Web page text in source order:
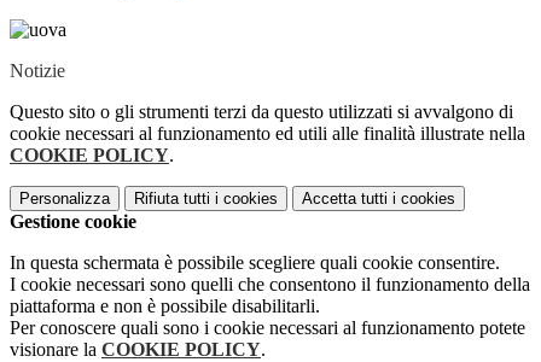
Notizie
Questo sito o gli strumenti terzi da questo utilizzati si avvalgono di
cookie necessari al funzionamento ed utili alle finalità illustrate nella
COOKIE POLICY.
Personalizza Rifiuta tutti i cookies Accetta tutti i cookies
Gestione cookie
In questa schermata è possibile scegliere quali cookie consentire.
I cookie necessari sono quelli che consentono il funzionamento della
piattaforma e non è possibile disabilitarli.
Per conoscere quali sono i cookie necessari al funzionamento potete
visionare la COOKIE POLICY.